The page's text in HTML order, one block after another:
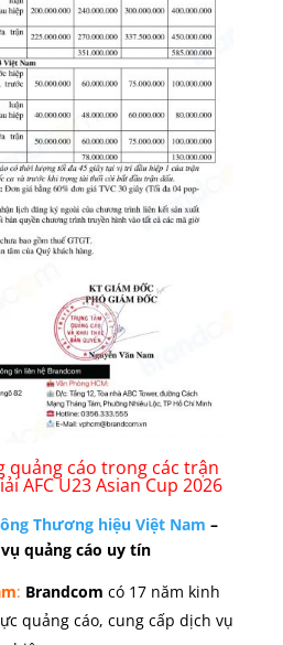
quảng cáo trong các trận
AFC U23 Asian Cup 2026
Thương hiệu Việt Nam –
quảng cáo uy tín
: Brandcom có 17 năm kinh
quảng cáo, cung cấp dịch vụ